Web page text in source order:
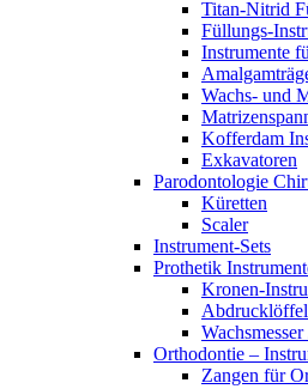
Titan-Nitrid
Füllungs-
Instrumente
Wachs- und
Kofferdam
Exkavatoren
Parodontologie
Küretten
Scaler
Instrument-Sets
Prothetik
Kronen-
Abdrucklöffel
Orthodontie –
Zangen für